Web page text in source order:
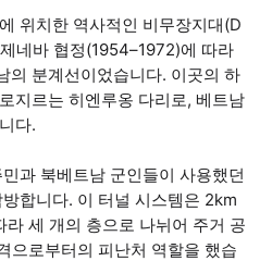
위치한 역사적인 비무장지대(D
네바 협정(1954–1972)에 따라
의 분계선이었습니다. 이곳의 하
지르는 히엔루옹 다리로, 베트남
다.
과 북베트남 군인들이 사용했던
합니다. 이 터널 시스템은 2km
세 개의 층으로 나뉘어 주거 공
으로부터의 피난처 역할을 했습